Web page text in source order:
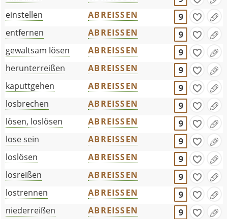
einstellen
ABREISSEN
9
entfernen
ABREISSEN
9
gewaltsam lösen
ABREISSEN
9
herunterreißen
ABREISSEN
9
kaputtgehen
ABREISSEN
9
losbrechen
ABREISSEN
9
lösen, loslösen
ABREISSEN
9
lose sein
ABREISSEN
9
loslösen
ABREISSEN
9
losreißen
ABREISSEN
9
lostrennen
ABREISSEN
9
niederreißen
ABREISSEN
9